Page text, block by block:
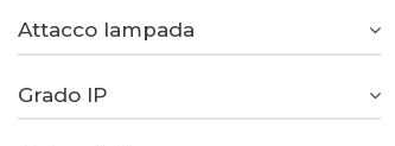
Attacco lampada
Grado IP